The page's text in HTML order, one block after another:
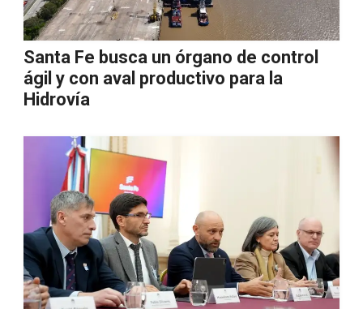
Santa Fe busca un órgano de control
ágil y con aval productivo para la
Hidrovía